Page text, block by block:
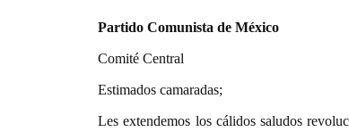
Partido Comunista de México
Comité Central
Estimados camaradas;
Les extendemos los cálidos saludos